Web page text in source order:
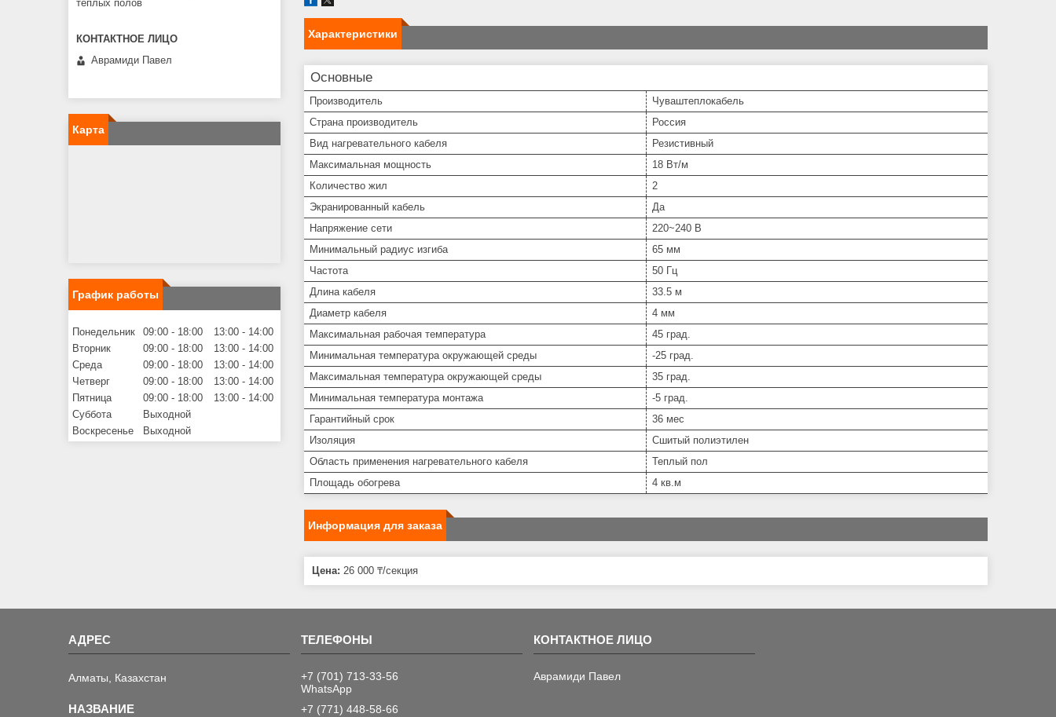
Характеристики
Основные
Производитель
Чуваштеплокабель
Страна производитель
Россия
Вид нагревательного кабеля
Резистивный
Максимальная мощность
18 Вт/м
Количество жил
2
Экранированный кабель
Да
Напряжение сети
220~240 В
Минимальный радиус изгиба
65 мм
Частота
50 Гц
Длина кабеля
33.5 м
Диаметр кабеля
4 мм
Максимальная рабочая температура
45 град.
Минимальная температура окружающей среды
-25 град.
Максимальная температура окружающей среды
35 град.
Минимальная температура монтажа
-5 град.
Гарантийный срок
36 мес
Изоляция
Сшитый полиэтилен
Область применения нагревательного кабеля
Теплый пол
Площадь обогрева
4 кв.м
Информация для заказа
Цена: 26 000 ₸/секция
теплых полов
Аврамиди Павел
Карта
График работы
Понедельник 09:00 18:00 13:00
14:00
Вторник
09:00 18:00 13:00
14:00
Среда
09:00 18:00 13:00
14:00
Четверг
09:00 18:00 13:00
14:00
Пятница
09:00 18:00 13:00
14:00
Суббота
Выходной
Воскресенье
Выходной
Алматы, Казахстан
+7 (701) 713-33-56
WhatsApp
+7 (771) 448-58-66
Аврамиди Павел